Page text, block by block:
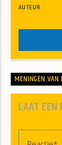
AUTEUR
MENINGEN VAN
LAAT EEN